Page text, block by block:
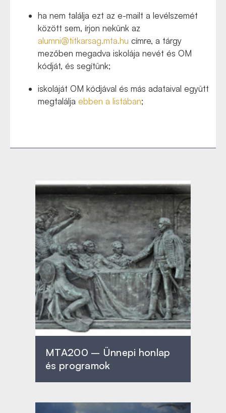
ha nem találja ezt az e-mailt a levélszemét
között sem, írjon nekünk az
alumni@titkarsag.mta.hu címre, a tárgy
mezőben megadva iskolája nevét és OM
kódját, és segítünk;
iskoláját OM kódjával és más adataival együtt
megtalálja ebben a listában;
MTA200 – Ünnepi honlap
és programok